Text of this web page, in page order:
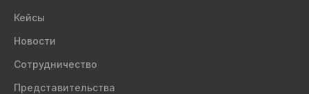
Кейсы
Новости
Сотрудничество
Представительства